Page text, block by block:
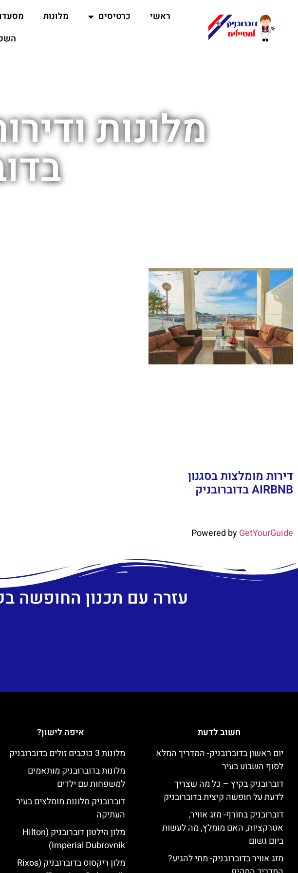
ראשי כרטיסים מלונות
מלונות
דירות מומלצות בסגנון
AIRBNB בדוברובניק
Powered byGetYourGuide
עזרה עם תכנון החופשה
חשוב לדעת
יום ראשון בדוברובניק- המדריך המלא
לסוף השבוע בעיר
דוברובניק בקיץ – כל מה שצריך
לדעת על חופשה קיצית בדוברובניק
דוברובניק בחורף- מזג אוויר,
אטרקציות, האם מומלץ, מה לעשות
ביום גשום
מזג אוויר בדוברובניק- מתי להגיע?
איפה לישון?
מלונות 3 כוכבים זולים בדוברובניק
מלונות בדוברובניק מותאמים
למשפחות עם ילדים
דוברובניק מלונות מומלצים בעיר
העתיקה
מלון הילטון דוברובניק (Hilton
Imperial Dubrovnik)
מלון ריקסוס בדוברובניק (Rixos